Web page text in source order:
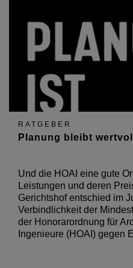
RATGEBER
Planung bleibt
Und die HOAI eine gute
Leistungen und deren
Gerichtshof entschied im
Verbindlichkeit der
der Honorarordnung für
Ingenieure (HOAI) gegen